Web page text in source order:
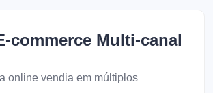
commerce Multi-canal
online vendia em múltiplos